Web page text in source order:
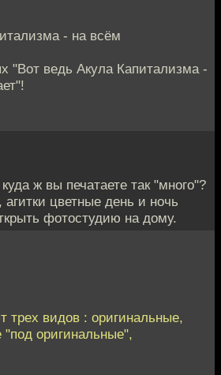
- на всём
"Вот ведь Акула Капитализма -
ж вы печатаете так "много"?
цветные день и ночь
фотостудию на дому.
трех видов : оригинальные,
оригинальные",